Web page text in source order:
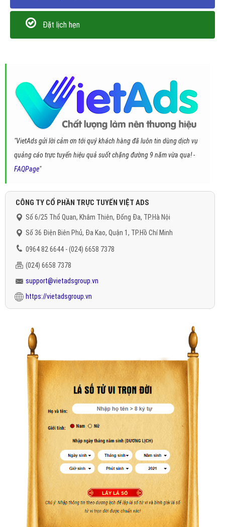
Đặt lịch hẹn
"VietAds gửi lời cảm ơn tới quý khách hàng đã luôn tin dùng dịch vụ
quảng cáo trực tuyến hiệu quả suốt chặng đường 9 năm vừa qua! -
FAQPage"
CÔNG TY CỔ PHẦN TRỰC TUYẾN VIỆT ADS
Số 6/25 Thổ Quan, Khâm Thiên, Đống Đa, TP.Hà Nội
Số 36 Điện Biên Phủ, Đa Kao, Quận 1, TP.Hồ Chí Minh
0964 82 6644 - (024) 6658 7378
(024) 6658 7378
support@vietadsgroup.vn
https://vietadsgroup.vn